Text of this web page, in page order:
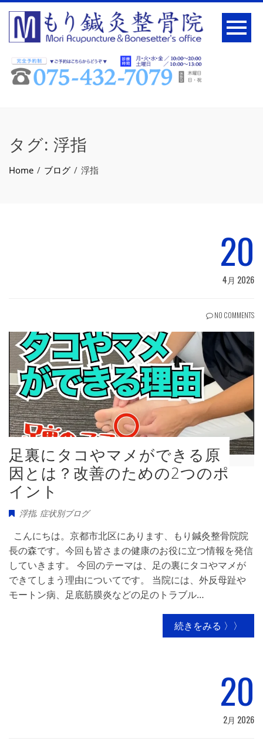
タグ: 浮指
Home ブログ 浮指
20
4月 2026
NO COMMENTS
足裏にタコやマメができる原
因とは？改善のための2つのポ
イント
浮指, 症状別ブログ
こんにちは。京都市北区にあります、もり鍼灸整骨院院
長の森です。今回も皆さまの健康のお役に立つ情報を発信
していきます。 今回のテーマは、足の裏にタコやマメが
できてしまう理由についてです。 当院には、外反母趾や
モートン病、足底筋膜炎などの足のトラブル…
続きをみる 〉〉
20
2月 2026